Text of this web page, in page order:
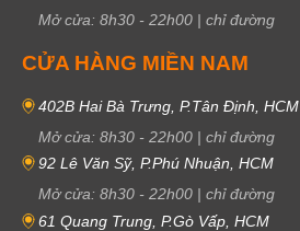
Mở cửa: 8h30 - 22h00 | chỉ đường
CỬA HÀNG MIỀN NAM
402B Hai Bà Trưng, P.Tân Định, HCM
Mở cửa: 8h30 - 22h00 | chỉ đường
92 Lê Văn Sỹ, P.Phú Nhuận, HCM
Mở cửa: 8h30 - 22h00 | chỉ đường
61 Quang Trung, P.Gò Vấp, HCM